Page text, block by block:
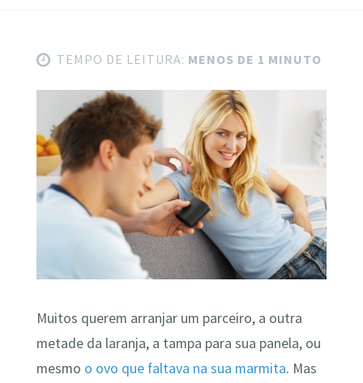
TEMPO DE LEITURA: MENOS DE 1 MINUTO
Muitos querem arranjar um parceiro, a outra
metade da laranja, a tampa para sua panela, ou
mesmo o ovo que faltava na sua marmita. Mas